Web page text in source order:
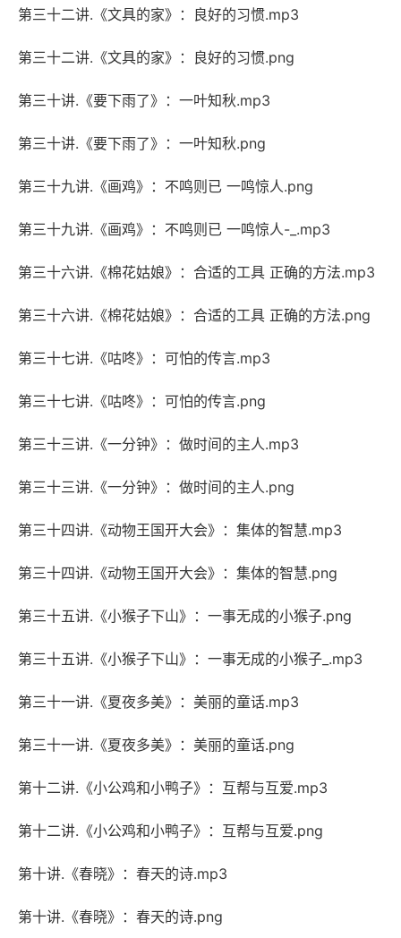
第三十二讲.《文具的家》：良好的习惯.mp3
第三十二讲.《文具的家》：良好的习惯.png
第三十讲.《要下雨了》：一叶知秋.mp3
第三十讲.《要下雨了》：一叶知秋.png
第三十九讲.《画鸡》：不鸣则已 一鸣惊人.png
第三十九讲.《画鸡》：不鸣则已 一鸣惊人-_.mp3
第三十六讲.《棉花姑娘》：合适的工具 正确的方法.mp3
第三十六讲.《棉花姑娘》：合适的工具 正确的方法.png
第三十七讲.《咕咚》：可怕的传言.mp3
第三十七讲.《咕咚》：可怕的传言.png
第三十三讲.《一分钟》：做时间的主人.mp3
第三十三讲.《一分钟》：做时间的主人.png
第三十四讲.《动物王国开大会》：集体的智慧.mp3
第三十四讲.《动物王国开大会》：集体的智慧.png
第三十五讲.《小猴子下山》：一事无成的小猴子.png
第三十五讲.《小猴子下山》：一事无成的小猴子_.mp3
第三十一讲.《夏夜多美》：美丽的童话.mp3
第三十一讲.《夏夜多美》：美丽的童话.png
第十二讲.《小公鸡和小鸭子》：互帮与互爱.mp3
第十二讲.《小公鸡和小鸭子》：互帮与互爱.png
第十讲.《春晓》：春天的诗.mp3
第十讲.《春晓》：春天的诗.png